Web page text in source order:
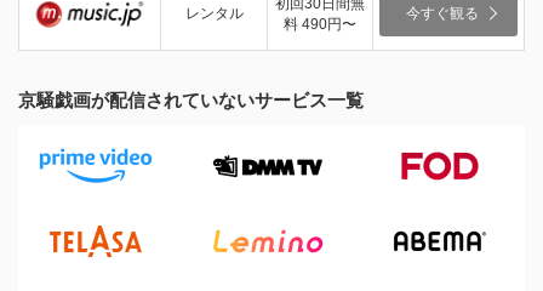
レンタル
初回30日間無
料 490円〜
今すぐ観る
京騒戯画が配信されていないサービス一覧